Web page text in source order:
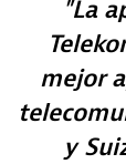
La
mejor
y